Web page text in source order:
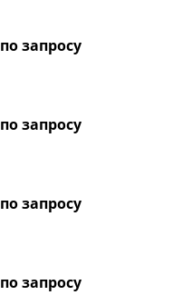
по запросу
по запросу
по запросу
по запросу